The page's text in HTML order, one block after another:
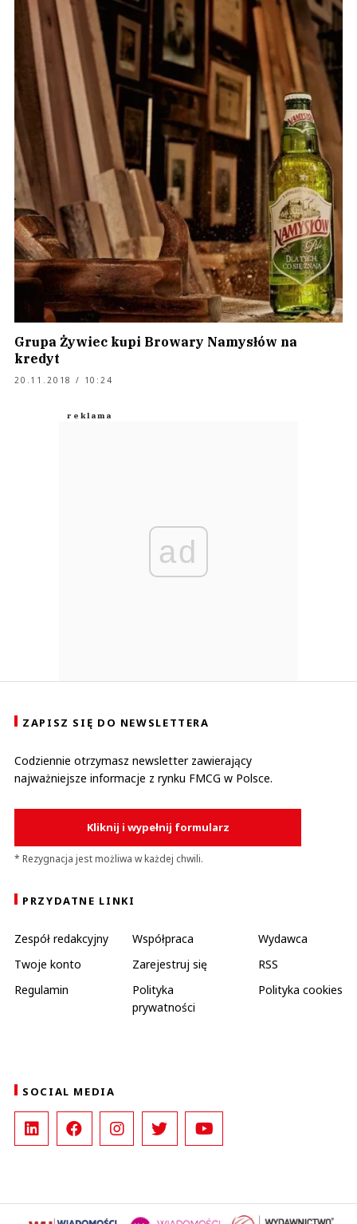
Grupa Żywiec kupi Browary Namysłów na
kredyt
20.11.2018 / 10:24
ad
ZAPISZ SIĘ DO NEWSLETTERA
Codziennie otrzymasz newsletter zawierający
najważniejsze informacje z rynku FMCG w Polsce.
Kliknij i wypełnij formularz
* Rezygnacja jest możliwa w każdej chwili.
PRZYDATNE LINKI
Zespół redakcyjny Współpraca
Wydawca
Twoje konto
Zarejestruj się
RSS
Regulamin
Polityka
prywatności
Polityka cookies
SOCIAL MEDIA